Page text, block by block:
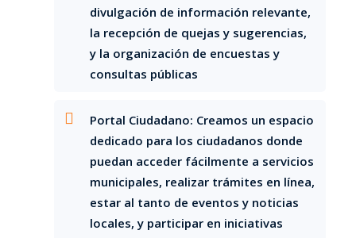
divulgación de información relevante,
la recepción de quejas y sugerencias,
y la organización de encuestas y
consultas públicas
Portal Ciudadano: Creamos un espacio
dedicado para los ciudadanos donde
puedan acceder fácilmente a servicios
municipales, realizar trámites en línea,
estar al tanto de eventos y noticias
locales, y participar en iniciativas